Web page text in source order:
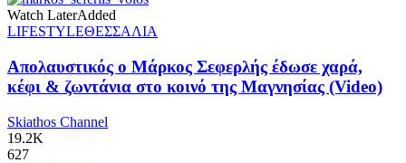
Watch LaterAdded
LIFESTYLEΘΕΣΣΑΛΙΑ
Απολαυστικός ο Μάρκος Σεφερλής έδωσε χαρά,
κέφι & ζωντάνια στο κοινό της Μαγνησίας (Video)
Skiathos Channel
19.2K
627